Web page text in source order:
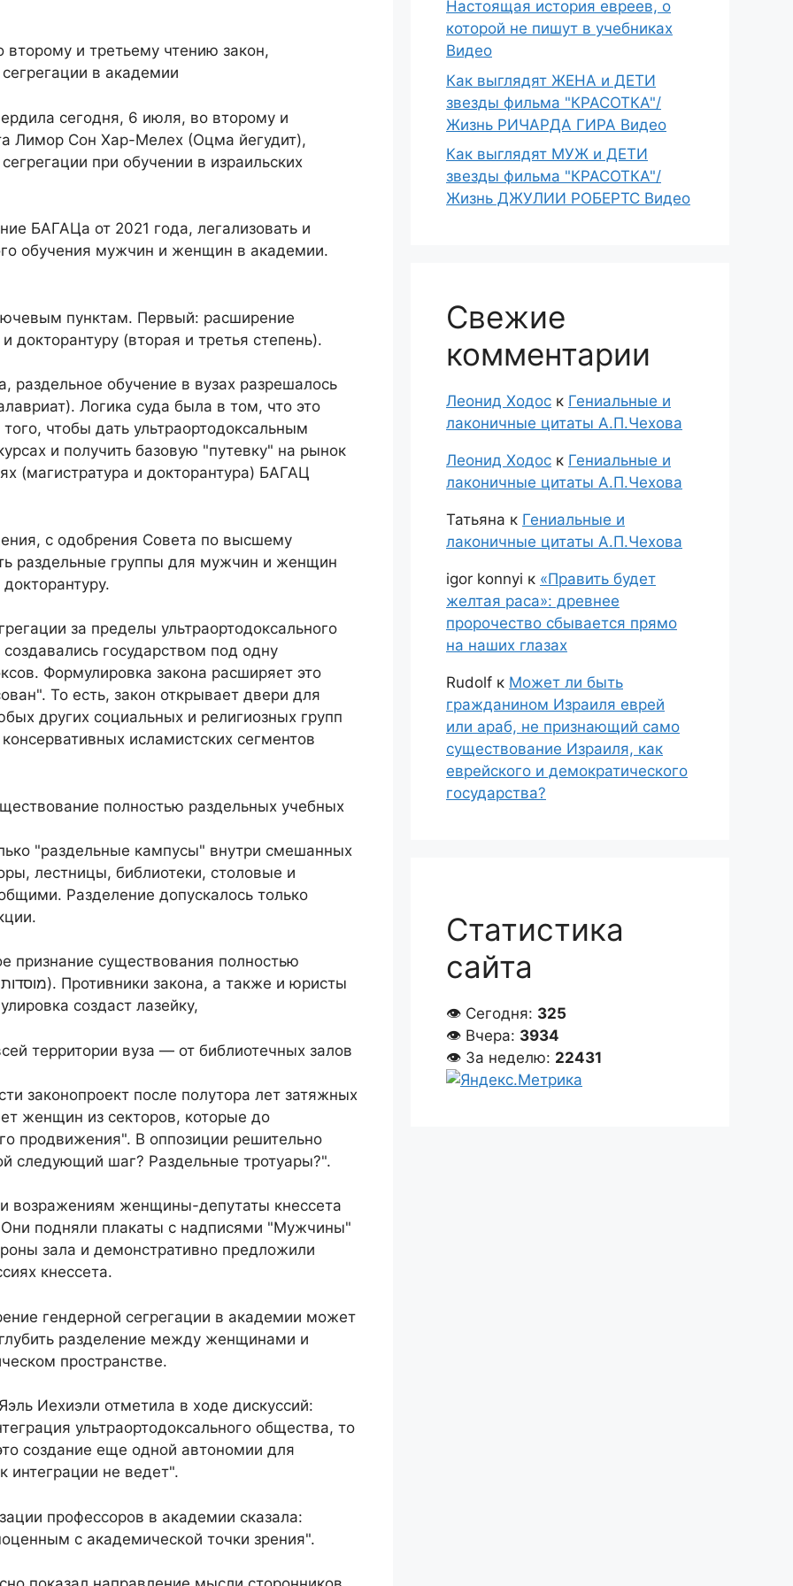
и третьему чтению закон,
в академии
сегодня, 6 июля, во второму и
Лимор Сон Хар-Мелех (Оцма йегудит),
при обучении в израильских
БАГАЦа от 2021 года, легализовать и
обучения мужчин и женщин в академии.
пунктам. Первый: расширение
докторантуру (вторая и третья степень).
обучение в вузах разрешалось
Логика суда была в том, что это
чтобы дать ультраортодоксальным
и получить базовую "путевку" на рынок
(магистратура и докторантура) БАГАЦ
с одобрения Совета по высшему
раздельные группы для мужчин и женщин
за пределы ультраортодоксального
государством под одну
Формулировка закона расширяет это
То есть, закон открывает двери для
других социальных и религиозных групп
исламистских сегментов
полностью раздельных учебных
"раздельные кампусы" внутри смешанных
лестницы, библиотеки, столовые и
Разделение допускалось только
признание существования полностью
создаст лазейку,
территории вуза — от библиотечных залов
законопроект после полутора лет затяжных
женщин из секторов, которые до
продвижения". В оппозиции решительно
следующий шаг? Раздельные тротуары?".
возражениям женщины-депутаты кнессета
подняли плакаты с надписями "Мужчины"
зала и демонстративно предложили
кнессета.
гендерной сегрегации в академии может
разделение между женщинами и
пространстве.
Иехиэли отметила в ходе дискуссий:
ультраортодоксального общества, то
создание еще одной автономии для
интеграции не ведет".
профессоров в академии сказала:
с академической точки зрения".
Настоящая история евреев, о
которой не пишут в учебниках
Видео
Как выглядят ЖЕНА и ДЕТИ
звезды фильма "КРАСОТКА"/
Жизнь РИЧАРДА ГИРА Видео
Как выглядят МУЖ и ДЕТИ
звезды фильма "КРАСОТКА"/
Жизнь ДЖУЛИИ РОБЕРТС Видео
Свежие
комментарии
Леонид Ходос к Гениальные и
лаконичные цитаты А.П.Чехова
Леонид Ходос к Гениальные и
лаконичные цитаты А.П.Чехова
Татьяна к Гениальные и
лаконичные цитаты А.П.Чехова
igor konnyi к «Править будет
желтая раса»: древнее
пророчество сбывается прямо
на наших глазах
Rudolf к Может ли быть
гражданином Израиля еврей
или араб, не признающий само
существование Израиля, как
еврейского и демократического
государства?
Статистика
сайта
👁 Сегодня: 325
👁 Вчера: 3934
👁 За неделю: 22431